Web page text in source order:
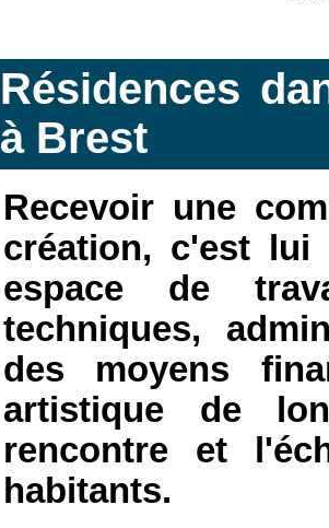
Résidences
à Brest
Recevoir une
création, c'est lui
espace de
techniques,
des moyens
artistique de
rencontre et
habitants.